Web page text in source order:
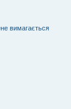
вимагається